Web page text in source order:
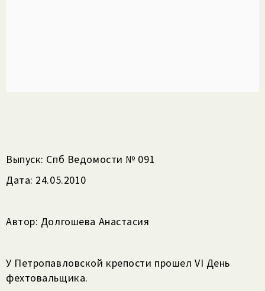
Выпуск: Спб Ведомости № 091
Дата: 24.05.2010
Автор: Долгошева Анастасия
У Петропавловской крепости прошел VI День
фехтовальщика.